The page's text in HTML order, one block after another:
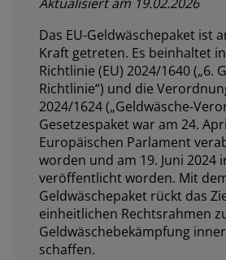
Das EU-Geldwäschepaket ist
Kraft getreten. Es beinhaltet
Richtlinie (EU) 2024/1640 („6.
Richtlinie“) und die
2024/1624 („Geldwäsche-
Gesetzespaket war am 24.
Europäischen Parlament
worden und am 19. Juni 2024
veröffentlicht worden. Mit
Geldwäschepaket rückt das
einheitlichen Rechtsrahmen
Geldwäschebekämpfung
schaffen.